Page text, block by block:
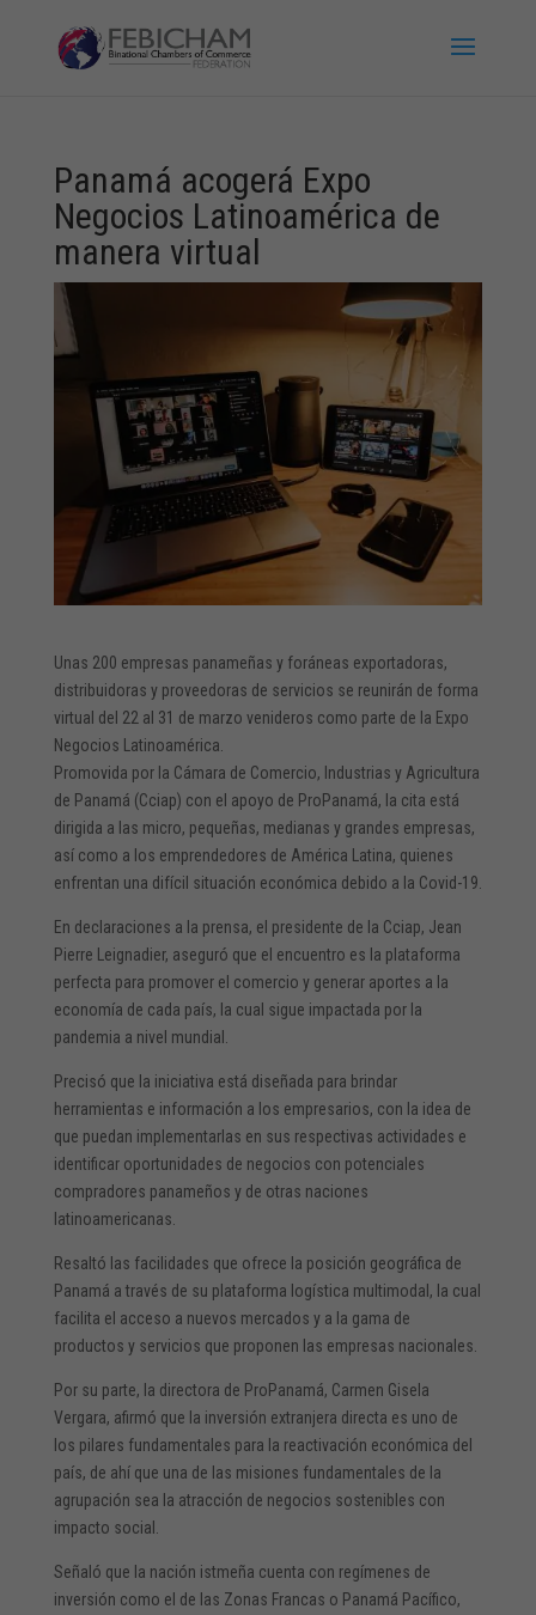
Panamá acogerá Expo
Negocios Latinoamérica de
manera virtual
Unas 200 empresas panameñas y foráneas exportadoras,
distribuidoras y proveedoras de servicios se reunirán de forma
virtual del 22 al 31 de marzo venideros como parte de la Expo
Negocios Latinoamérica.
Promovida por la Cámara de Comercio, Industrias y Agricultura
de Panamá (Cciap) con el apoyo de ProPanamá, la cita está
dirigida a las micro, pequeñas, medianas y grandes empresas,
así como a los emprendedores de América Latina, quienes
enfrentan una difícil situación económica debido a la Covid-19.
En declaraciones a la prensa, el presidente de la Cciap, Jean
Pierre Leignadier, aseguró que el encuentro es la plataforma
perfecta para promover el comercio y generar aportes a la
economía de cada país, la cual sigue impactada por la
pandemia a nivel mundial.
Precisó que la iniciativa está diseñada para brindar
herramientas e información a los empresarios, con la idea de
que puedan implementarlas en sus respectivas actividades e
identificar oportunidades de negocios con potenciales
compradores panameños y de otras naciones
latinoamericanas.
Resaltó las facilidades que ofrece la posición geográfica de
Panamá a través de su plataforma logística multimodal, la cual
facilita el acceso a nuevos mercados y a la gama de
productos y servicios que proponen las empresas nacionales.
Por su parte, la directora de ProPanamá, Carmen Gisela
Vergara, afirmó que la inversión extranjera directa es uno de
los pilares fundamentales para la reactivación económica del
país, de ahí que una de las misiones fundamentales de la
agrupación sea la atracción de negocios sostenibles con
impacto social.
Señaló que la nación istmeña cuenta con regímenes de
inversión como el de las Zonas Francas o Panamá Pacífico,